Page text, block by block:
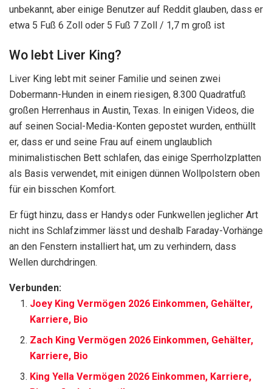
unbekannt, aber einige Benutzer auf Reddit glauben, dass er
etwa 5 Fuß 6 Zoll oder 5 Fuß 7 Zoll / 1,7 m groß ist
Wo lebt Liver King?
Liver King lebt mit seiner Familie und seinen zwei
Dobermann-Hunden in einem riesigen, 8.300 Quadratfuß
großen Herrenhaus in Austin, Texas. In einigen Videos, die
auf seinen Social-Media-Konten gepostet wurden, enthüllt
er, dass er und seine Frau auf einem unglaublich
minimalistischen Bett schlafen, das einige Sperrholzplatten
als Basis verwendet, mit einigen dünnen Wollpolstern oben
für ein bisschen Komfort.
Er fügt hinzu, dass er Handys oder Funkwellen jeglicher Art
nicht ins Schlafzimmer lässt und deshalb Faraday-Vorhänge
an den Fenstern installiert hat, um zu verhindern, dass
Wellen durchdringen.
Verbunden:
Joey King Vermögen 2026 Einkommen, Gehälter,
Karriere, Bio
Zach King Vermögen 2026 Einkommen, Gehälter,
Karriere, Bio
King Yella Vermögen 2026 Einkommen, Karriere,